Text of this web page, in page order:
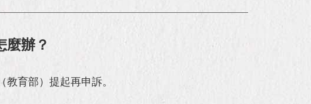
麼辦？
育部）提起再申訴。